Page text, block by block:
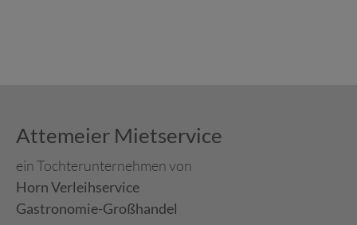
Attemeier Mietservice
ein Tochterunternehmen von
Horn Verleihservice
Gastronomie-Großhandel